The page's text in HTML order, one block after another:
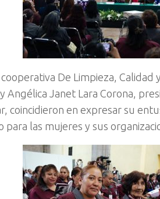
De Limpieza, Calidad
Angélica Janet Lara Corona,
coincidieron en expresar su
para las mujeres y sus